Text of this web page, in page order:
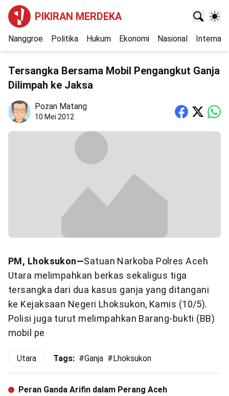
PIKIRAN MERDEKA
Nanggroe Politika Hukum Ekonomi Nasional
Tersangka Bersama Mobil Pengangkut Ganja
Dilimpah ke Jaksa
Pozan Matang
10 Mei 2012
PM, Lhoksukon—Satuan Narkoba Polres Aceh
Utara melimpahkan berkas sekaligus tiga
tersangka dari dua kasus ganja yang ditangani
ke Kejaksaan Negeri Lhoksukon, Kamis (10/5).
Polisi juga turut melimpahkan Barang-bukti (BB)
mobil pe
Utara Tags: #Ganja #Lhoksukon
Peran Ganda Arifin dalam Perang Aceh